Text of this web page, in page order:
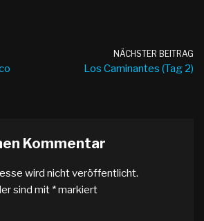
NÄCHSTER BEITRAG
Los Caminantes (Tag 2)
Kommentar
wird nicht veröffentlicht.
sind mit *markiert